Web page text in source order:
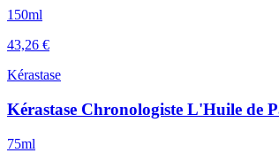
150ml
43,26 €
Kérastase
Kérastase Chronologiste L'Huile de
75ml